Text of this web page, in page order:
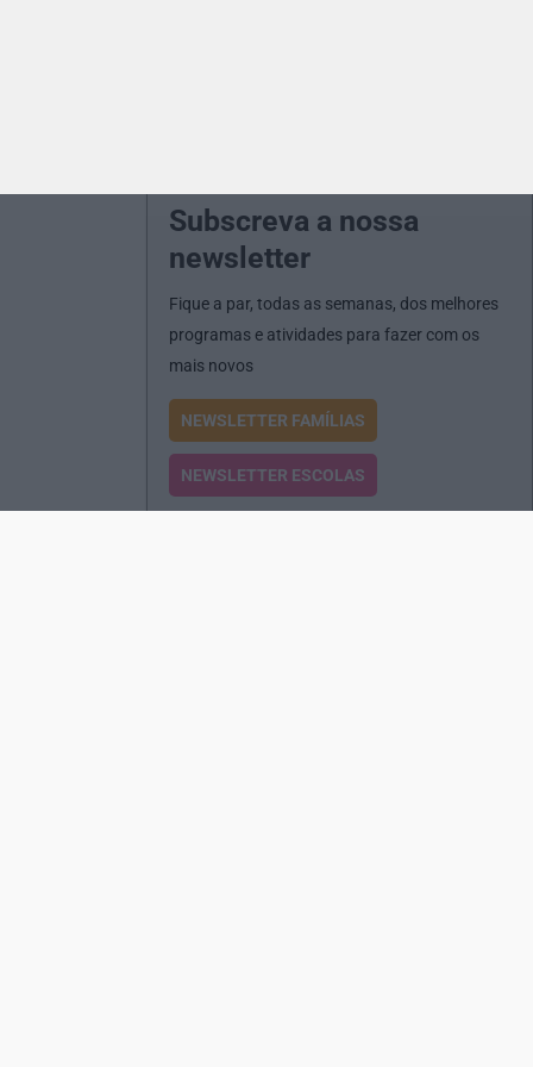
Subscreva a nossa
newsletter
Fique a par, todas as semanas, dos melhores
programas e atividades para fazer com os
mais novos
NEWSLETTER FAMÍLIAS
NEWSLETTER ESCOLAS